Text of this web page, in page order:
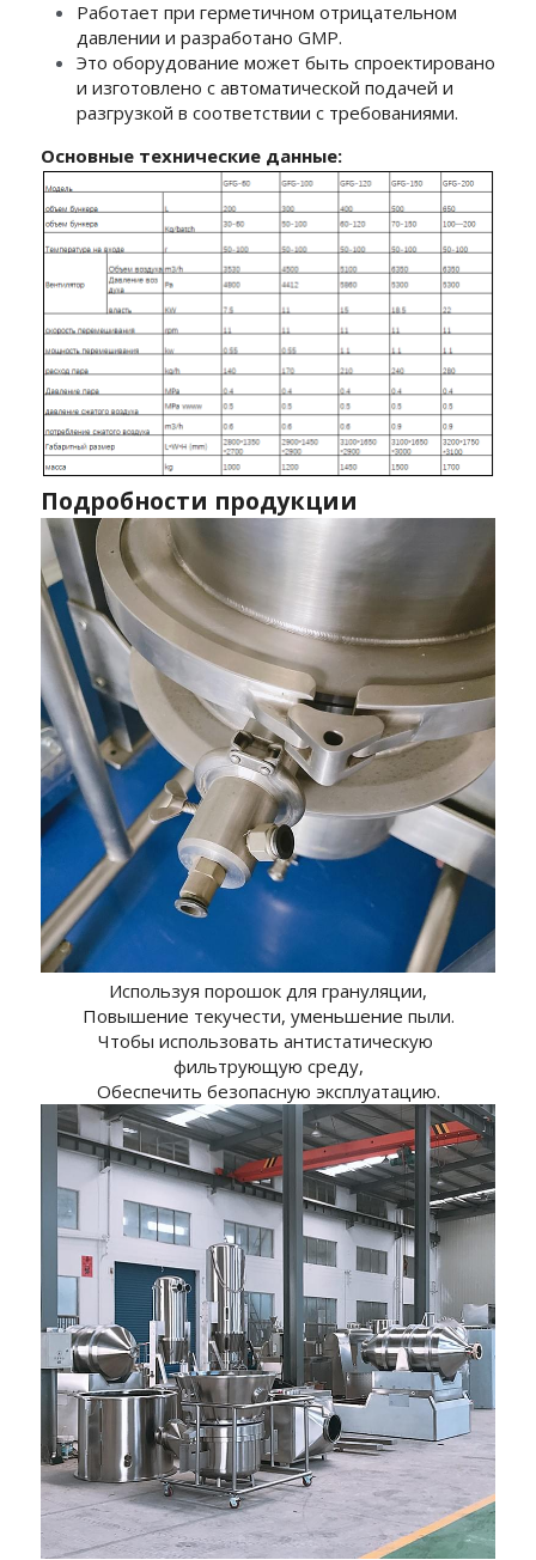
Работает при герметичном отрицательном
давлении и разработано GMP.
Это оборудование может быть спроектировано
и изготовлено с автоматической подачей и
разгрузкой в соответствии с требованиями.
Основные технические данные:
Подробности продукции
Используя порошок для грануляции,
Повышение текучести, уменьшение пыли.
Чтобы использовать антистатическую
фильтрующую среду,
Обеспечить безопасную эксплуатацию.